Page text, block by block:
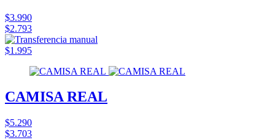
$3.990
$2.793
$1.995
CAMISA REAL
$5.290
$3.703